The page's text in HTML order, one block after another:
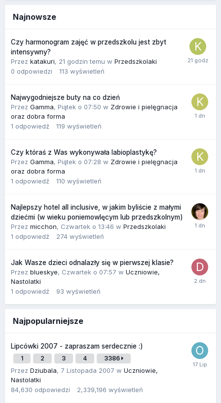
Najnowsze
Czy harmonogram zajęć w przedszkolu jest zbyt
intensywny?
Przez katakuri, 21 godzin temu w Przedszkolaki
0 odpowiedzi 113 wyświetleń
Najwygodniejsze buty na co dzień
Przez Gamma, Piątek o 07:50 w Zdrowie i pielęgnacja
oraz dobra forma
1 odpowiedź 119 wyświetleń
Czy któraś z Was wykonywała labioplastykę?
Przez Gamma, Piątek o 07:28 w Zdrowie i pielęgnacja
oraz dobra forma
1 odpowiedź 110 wyświetleń
Najlepszy hotel all inclusive, w jakim byliście z małymi
dziećmi (w wieku poniemowlęcym lub przedszkolnym)
Przez micchon, Czwartek o 13:46 w Przedszkolaki
1 odpowiedź 274 wyświetleń
Jak Wasze dzieci odnalazły się w pierwszej klasie?
Przez blueskye, Czwartek o 07:57 w Uczniowie,
Nastolatki
1 odpowiedź 93 wyświetleń
Najpopularniejsze
Lipcówki 2007 - zapraszam serdecznie :)
1 2 3 4 3386
Przez Dziubala, 7 Listopada 2007 w Uczniowie,
Nastolatki
84,630 odpowiedzi 2,339,196 wyświetleń